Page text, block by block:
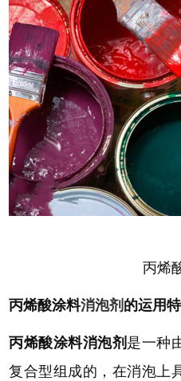
丙烯
丙烯酸涂料消泡剂 的运用
丙烯酸涂料消泡剂 是一种
复合型组成的，在消泡上